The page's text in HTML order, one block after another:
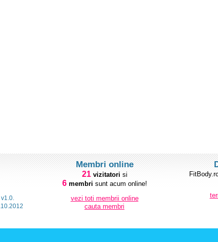
v1.0.
Membri online
21vizitatori si
6membri sunt acum online!
vezi toti membrii online
cauta membri